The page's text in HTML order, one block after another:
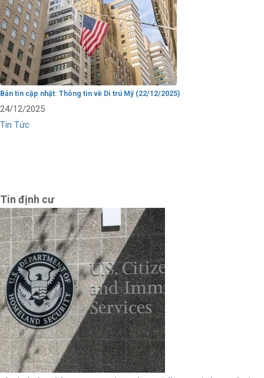
Bản tin cập nhật: Thông tin về Di trú Mỹ (22/12/2025)
24/12/2025
Tin Tức
Tin định cư